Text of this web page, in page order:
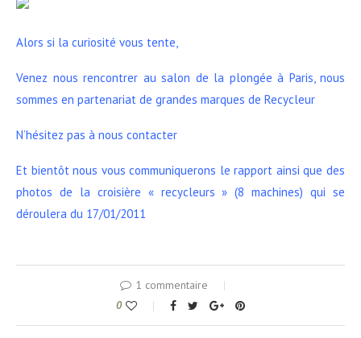
Alors si la curiosité vous tente,
Venez nous rencontrer au salon de la plongée à Paris, nous
sommes en partenariat de grandes marques de Recycleur
N’hésitez pas à nous contacter
Et bientôt nous vous communiquerons le rapport ainsi que des
photos de la croisière « recycleurs » (8 machines) qui se
déroulera du 17/01/2011
1 commentaire
0